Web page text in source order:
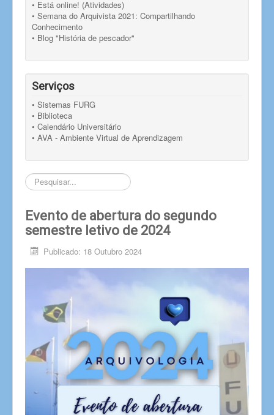
• Está online! (Atividades)
• Semana do Arquivista 2021: Compartilhando
Conhecimento
• Blog "História de pescador"
Serviços
• Sistemas FURG
• Biblioteca
• Calendário Universitário
• AVA - Ambiente Virtual de Aprendizagem
Pesquisar...
Evento de abertura do segundo
semestre letivo de 2024
Publicado: 18 Outubro 2024